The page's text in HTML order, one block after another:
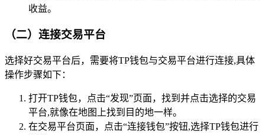
收益。
（二）连接交易平台
选择好交易平台后，需要将TP钱包与交易平台进行连接,具体
操作步骤如下：
打开TP钱包，点击“发现”页面，找到并点击选择的交易
平台,就像在地图上找到目的地一样。
在交易平台页面，点击“连接钱包”按钮,选择TP钱包进行